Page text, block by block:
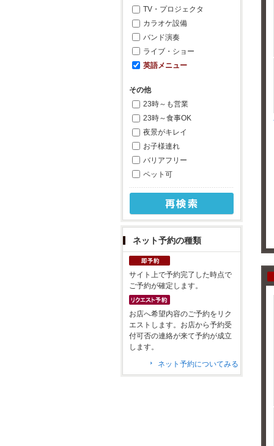
TV・プロジェクタ
カラオケ設備
バンド演奏
ライブ・ショー
英語メニュー
その他
23時～も営業
23時～食事OK
夜景がキレイ
お子様連れ
バリアフリー
ペット可
ネット予約の種類
サイト上で予約完了した時点で
ご予約が確定します。
お店へ希望内容のご予約をリク
エストします。お店から予約受
付可否の連絡が来て予約が成立
します。
ネット予約についてみる